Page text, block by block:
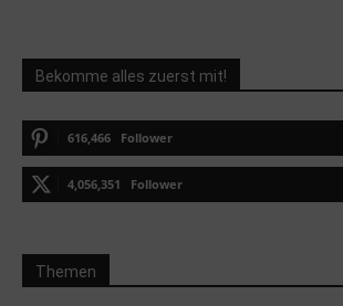
Bekomme alles zuerst mit!
616,466 Follower
4,056,351 Follower
Themen